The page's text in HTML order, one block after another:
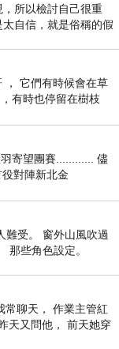
髮的歷史與演
得完整呈現
以男性族群為
美不再是女性
，而且激烈的
更為嚴重。禿
的一種毛髮問
，幫助男性成
所以檢討自己很重
自信，就是俗稱的假
， 它們有時候會在草
有時也停留在樹枝
喙是黃色
寄望團賽............ 儘
對陣新北金
難受。 窗外山風吹過
那些角色設定。
常聊天， 作業主管紅
天又問他， 前天她穿